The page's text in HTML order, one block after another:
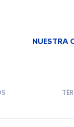
NUESTRA